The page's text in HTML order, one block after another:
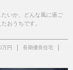
たいか、どんな風に過ご
おうちです。
万円
長期優良住宅